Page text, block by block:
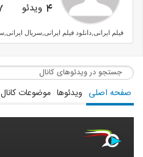
4 ویدئو
فیلم ایرانی,دانلود فیلم ایرانی,سریال
صفحه اصلی ویدئوها موضوعات کانال